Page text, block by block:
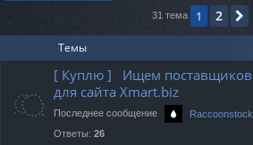
31 тема 1 2
Темы
[ Куплю ] Ищем поставщиков
для сайта Xmart.biz
Последнее сообщение Raccoonstock
Ответы: 26